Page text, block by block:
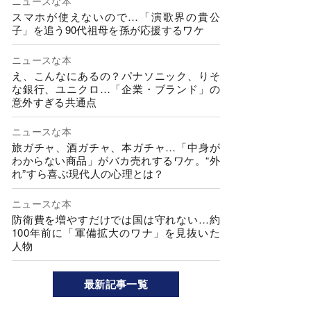
スマホが使えないので…「演歌界の貴公
子」を追う90代祖母を孫が応援するワケ
ニュースな本
え、こんなにあるの？パナソニック、りそ
な銀行、ユニクロ…「企業・ブランド」の
意外すぎる共通点
ニュースな本
旅ガチャ、酒ガチャ、本ガチャ…「中身が
わからない商品」がバカ売れするワケ。“外
れ”すら喜ぶ現代人の心理とは？
ニュースな本
防衛費を増やすだけでは国は守れない…約
100年前に「軍備拡大のワナ」を見抜いた
人物
最新記事一覧